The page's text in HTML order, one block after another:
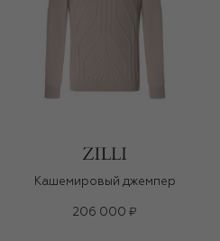
Кашемировый джемпер
206 000 ₽